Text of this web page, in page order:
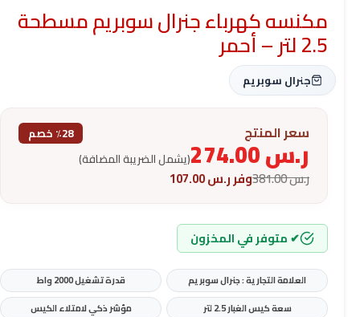
مكنسه كهرباء جنرال سوبريم مسطحة
2.5 لتر – أحمر
جنرال سوبريم
سعر المنتج ٪28 خصم
ر.س (يشمل الضريبة المضافة)
ر.س381.00 وفرر.س
✔ متوفر في المخزون
العلامة التجارية : جنرال سوبريم
قدرة تشغيل 2000 واط
سعة كيس الغبار 2.5 لتر
مؤشر ذكي لامتلاء الكيس